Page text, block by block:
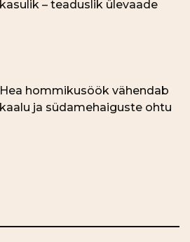
kasulik – teaduslik ülevaade
Hea hommikusöök vähendab
kaalu ja südamehaiguste ohtu